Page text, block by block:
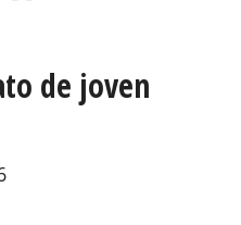
de joven